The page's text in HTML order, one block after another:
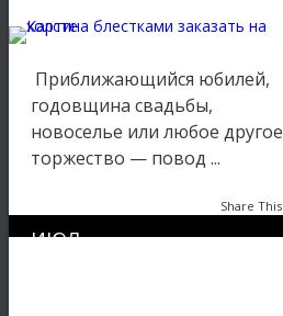
Приближающийся юбилей,
годовщина свадьбы,
новоселье или любое другое
торжество — повод ...
Share This
ИЮЛ